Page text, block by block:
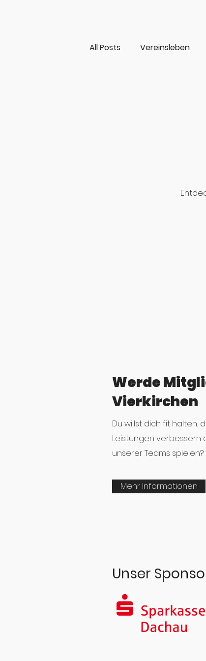
All Posts Vereinsleben
Werde
Vierkirchen
Du willst dich fit halten,
Leistungen verbessern
unserer Teams spielen?
Mehr Informationen
Unser